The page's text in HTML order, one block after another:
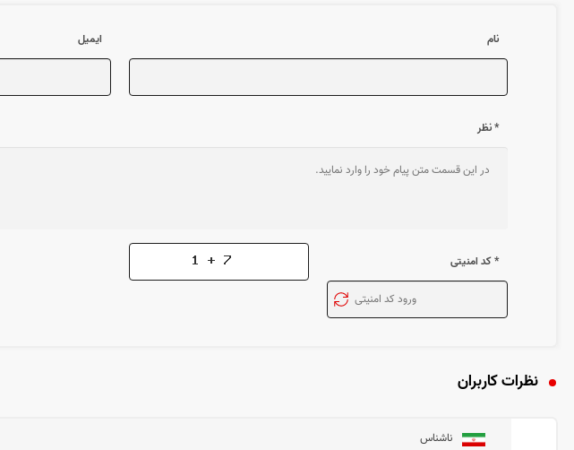
نام ایمیل
* نظر
* کد امنیتی
نظرات کاربران
ناشناس